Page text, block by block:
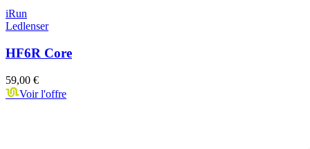
iRun
Ledlenser
HF6R Core
59,00 €
Voir l'offre